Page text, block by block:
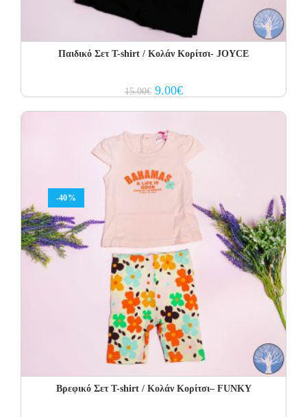
Παιδικό Σετ Τ-shirt / Κολάν Κορίτσι- JOYCE
15.00€ Original
price
9.00€Current
price
-40%
Βρεφικό Σετ Τ-shirt / Κολάν Κορίτσι– FUNKY